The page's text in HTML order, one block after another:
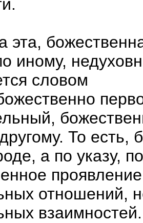
эта,
иному,
словом
То есть,
а по указу,
отношений,
взаимностей.